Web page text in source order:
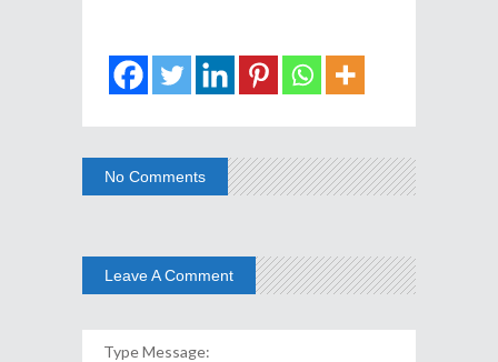
No Comments
Leave A Comment